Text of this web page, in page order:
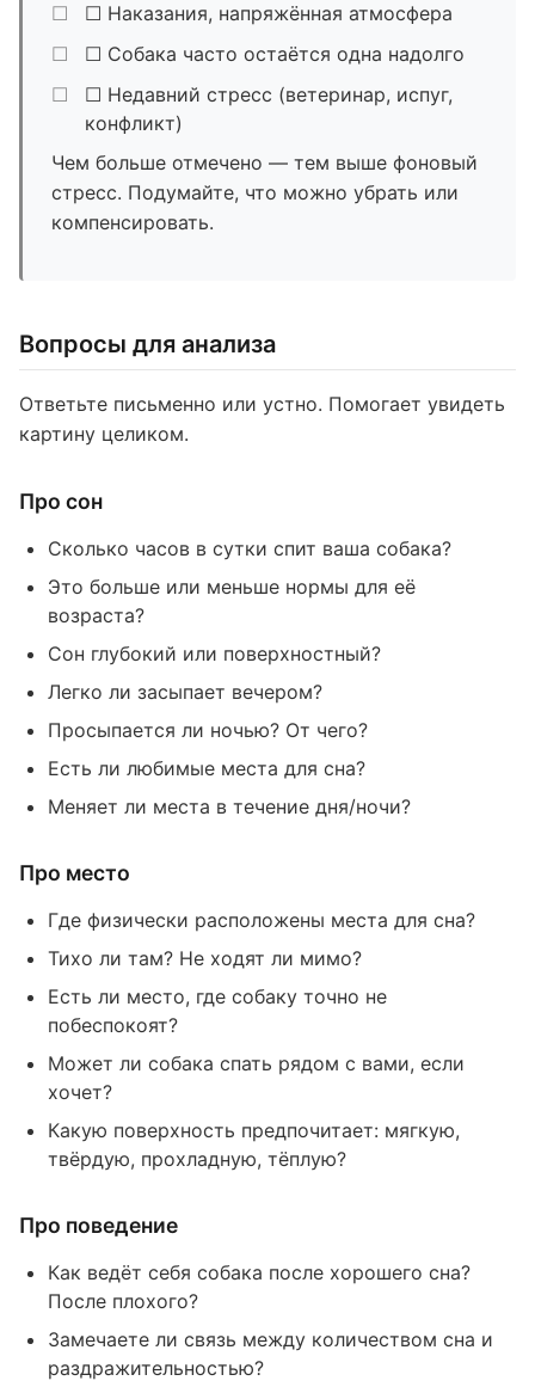
☐ Наказания, напряжённая атмосфера
☐ Собака часто остаётся одна надолго
☐ Недавний стресс (ветеринар, испуг,
конфликт)
Чем больше отмечено — тем выше фоновый
стресс. Подумайте, что можно убрать или
компенсировать.
Вопросы для анализа
Ответьте письменно или устно. Помогает увидеть
картину целиком.
Про сон
Сколько часов в сутки спит ваша собака?
Это больше или меньше нормы для её
возраста?
Сон глубокий или поверхностный?
Легко ли засыпает вечером?
Просыпается ли ночью? От чего?
Есть ли любимые места для сна?
Меняет ли места в течение дня/ночи?
Про место
Где физически расположены места для сна?
Тихо ли там? Не ходят ли мимо?
Есть ли место, где собаку точно не
побеспокоят?
Может ли собака спать рядом с вами, если
хочет?
Какую поверхность предпочитает: мягкую,
твёрдую, прохладную, тёплую?
Про поведение
Как ведёт себя собака после хорошего сна?
После плохого?
Замечаете ли связь между количеством сна и
раздражительностью?